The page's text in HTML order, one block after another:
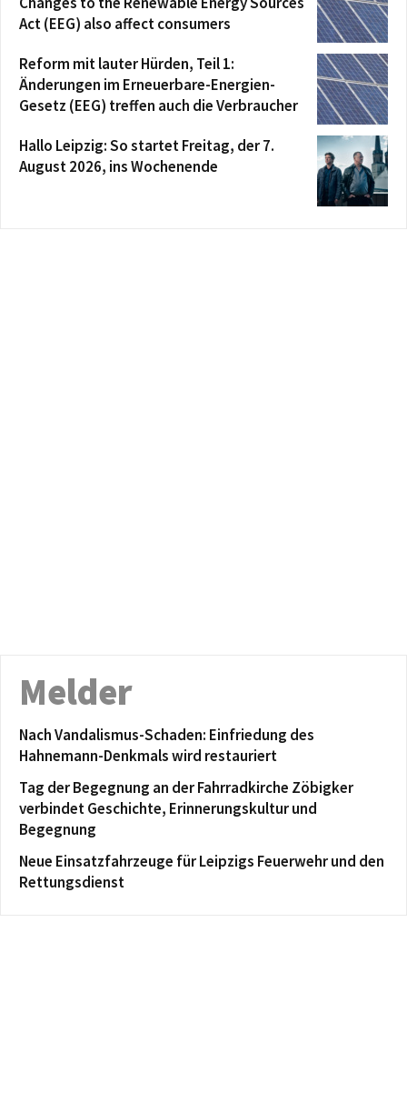
Act (EEG) also affect consumers
Reform mit lauter Hürden, Teil 1:
Änderungen im Erneuerbare-Energien-
Gesetz (EEG) treffen auch die Verbraucher
Hallo Leipzig: So startet Freitag, der 7.
August 2026, ins Wochenende
Melder
Nach Vandalismus-Schaden: Einfriedung des
Hahnemann-Denkmals wird restauriert
Tag der Begegnung an der Fahrradkirche Zöbigker
verbindet Geschichte, Erinnerungskultur und
Begegnung
Neue Einsatzfahrzeuge für Leipzigs Feuerwehr und den
Rettungsdienst